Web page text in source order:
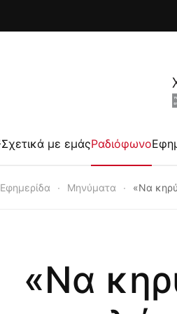
Σχετικά με εμάςΡαδιόφωνο
Εφημερίδα Μηνύματα «Να
«Να